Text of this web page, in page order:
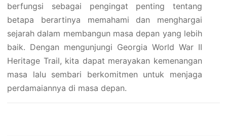
berfungsi sebagai pengingat penting tentang
betapa berartinya memahami dan menghargai
sejarah dalam membangun masa depan yang lebih
baik. Dengan mengunjungi Georgia World War II
Heritage Trail, kita dapat merayakan kemenangan
masa lalu sembari berkomitmen untuk menjaga
perdamaiannya di masa depan.